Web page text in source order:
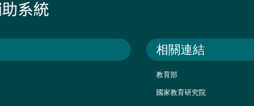
相關連結
教育部
國家教育研究院